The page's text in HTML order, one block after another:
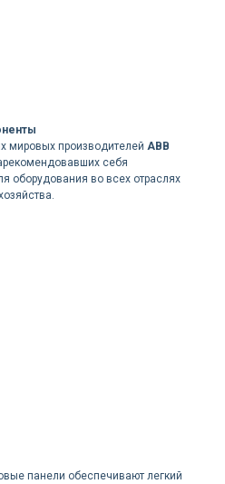
мировых производителей ABB
себя
оборудования во всех отраслях
панели обеспечивают легкий